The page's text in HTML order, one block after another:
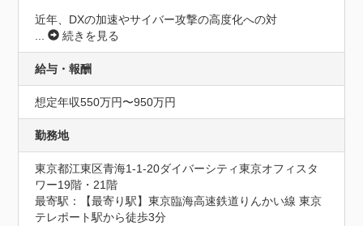
近年、DXの加速やサイバー攻撃の高度化への対
...
続きを見る
給与・報酬
想定年収550万円〜950万円
勤務地
東京都江東区青海1-1-20ダイバーシティ東京オフィスタ
ワー19階・21階
最寄駅：【最寄り駅】東京臨海高速鉄道りんかい線 東京
テレポート駅から徒歩3分